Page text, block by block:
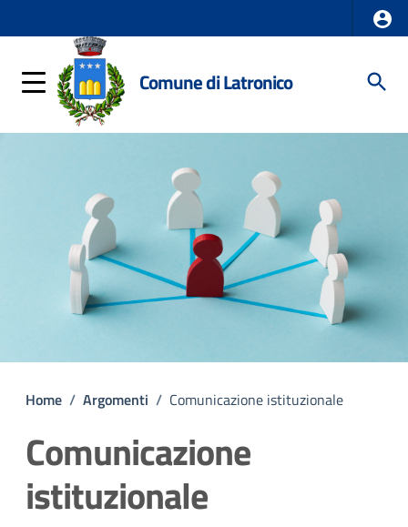
Comune di Latronico
Home / Argomenti / Comunicazione istituzionale
Comunicazione
istituzionale